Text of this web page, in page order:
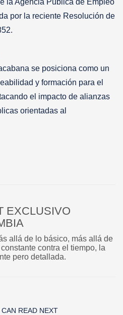
por la reciente Resolución de
se posiciona como un
y formación para el
el impacto de alianzas
orientadas al
EXCLUSIVO
allá de lo básico, más allá de
constante contra el tiempo, la
pero detallada.
READ NEXT